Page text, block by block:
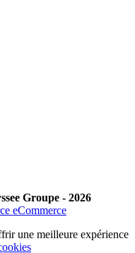
Groupe - 2026
eCommerce
une meilleure expérience